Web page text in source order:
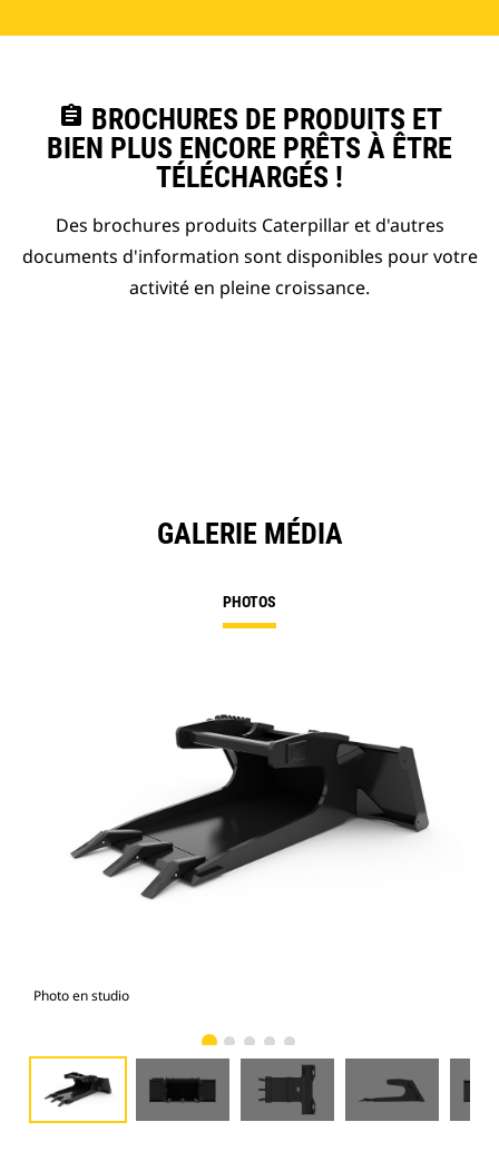
assignment BROCHURES DE PRODUITS ET
BIEN PLUS ENCORE PRÊTS À ÊTRE
TÉLÉCHARGÉS !
Des brochures produits Caterpillar et d'autres
documents d'information sont disponibles pour votre
activité en pleine croissance.
GALERIE MÉDIA
PHOTOS
Photo en studio